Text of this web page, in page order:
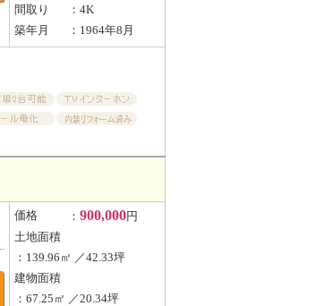
間取り
：4K
築年月
：1964年8月
価格 ：900,000円
土地面積
：139.96㎡ ／42.33坪
建物面積
：67.25㎡ ／20.34坪